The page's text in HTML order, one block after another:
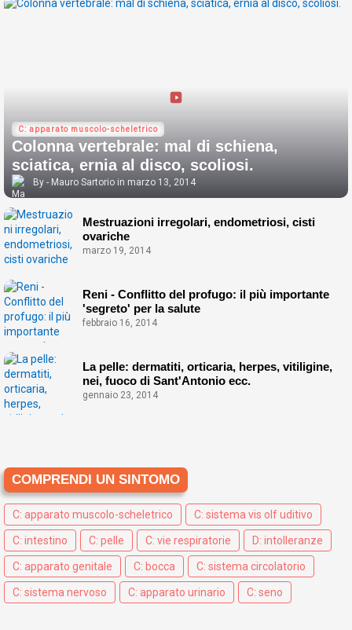
C: apparato muscolo-scheletrico
Colonna vertebrale: mal di schiena,
sciatica, ernia al disco, scoliosi.
Mauro Sartorio marzo 13, 2014
Mestruazioni irregolari, endometriosi, cisti
ovariche
marzo 19, 2014
Reni - Conflitto del profugo: il più importante
'segreto' per la salute
febbraio 16, 2014
La pelle: dermatiti, orticaria, herpes, vitiligine,
nei, fuoco di Sant'Antonio ecc.
gennaio 23, 2014
COMPRENDI UN SINTOMO
C: apparato muscolo-scheletrico C: sistema vis olf uditivo
C: intestino C: pelle C: vie respiratorie D: intolleranze
C: apparato genitale C: bocca C: sistema circolatorio
C: sistema nervoso C: apparato urinario C: seno